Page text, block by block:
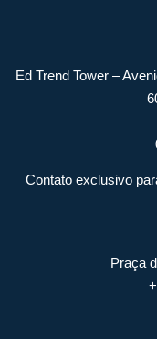
Ed Trend Tower –
Contato exclusivo
Praça